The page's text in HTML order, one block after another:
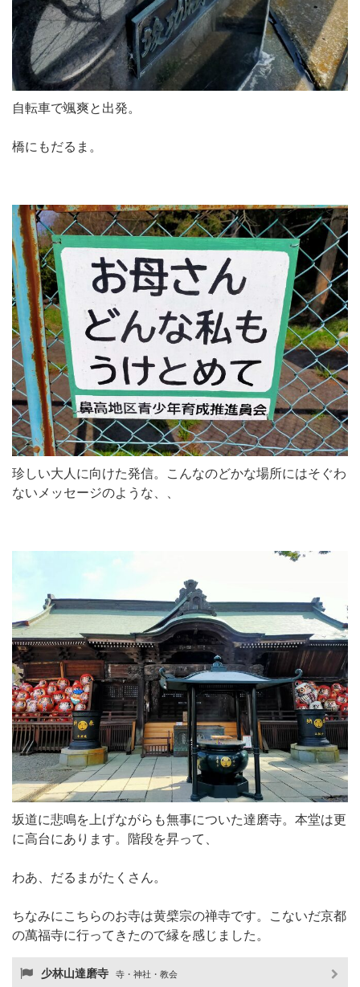
自転車で颯爽と出発。
橋にもだるま。
珍しい大人に向けた発信。こんなのどかな場所にはそぐわ
ないメッセージのような、、
坂道に悲鳴を上げながらも無事についた達磨寺。本堂は更
に高台にあります。階段を昇って、
わあ、だるまがたくさん。
ちなみにこちらのお寺は黄檗宗の禅寺です。こないだ京都
の萬福寺に行ってきたので縁を感じました。
少林山達磨寺 寺・神社・教会